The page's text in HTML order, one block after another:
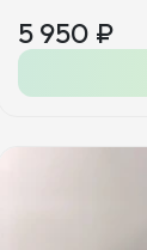
5 950 ₽